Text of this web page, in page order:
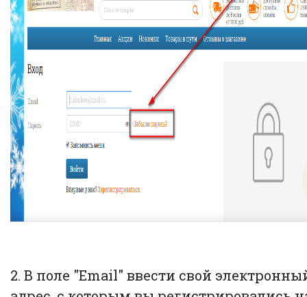
2. В поле "Email" ввести свой